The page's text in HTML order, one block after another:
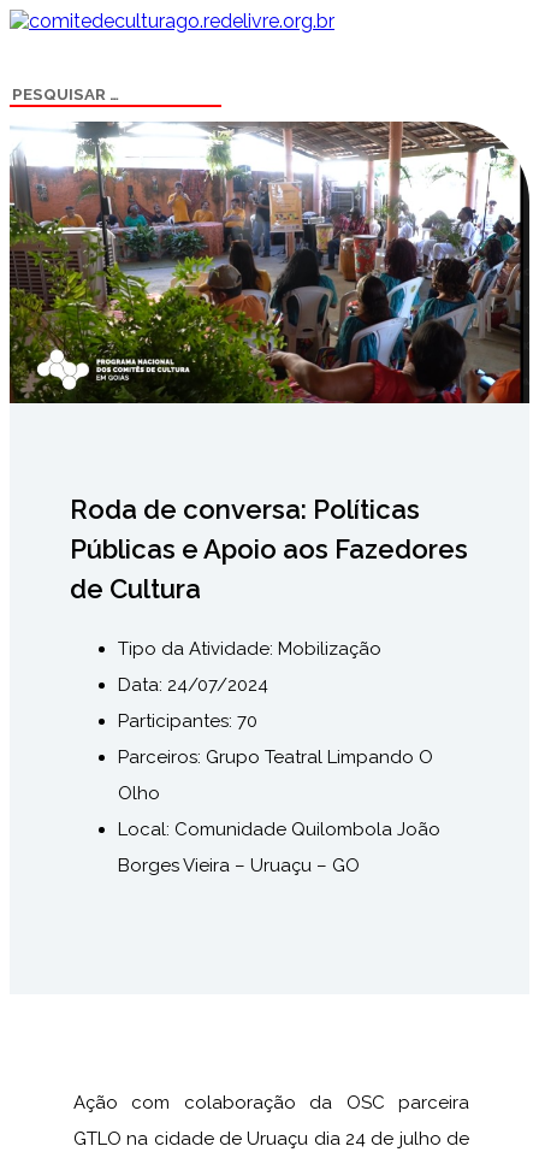
Roda de conversa: Políticas
Públicas e Apoio aos Fazedores
de Cultura
Tipo da Atividade: Mobilização
Data: 24/07/2024
Participantes: 70
Parceiros: Grupo Teatral Limpando O
Olho
Local: Comunidade Quilombola João
Borges Vieira – Uruaçu – GO
Ação com colaboração da OSC parceira
GTLO na cidade de Uruaçu dia 24 de julho de